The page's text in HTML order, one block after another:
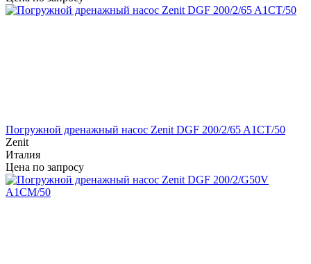
Погружной дренажный насос Zenit DGF 200/2/65 A1CT/50
Zenit
Италия
Цена по запросу